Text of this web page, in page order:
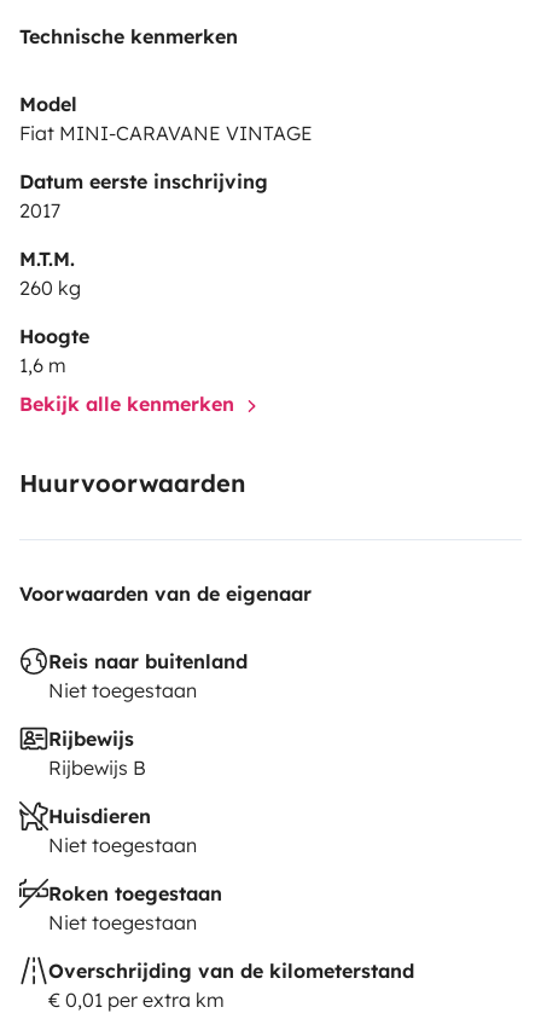
Technische kenmerken
Model
Fiat MINI-CARAVANE VINTAGE
Datum eerste inschrijving
2017
M.T.M.
260 kg
Hoogte
1,6 m
Bekijk alle kenmerken
Huurvoorwaarden
Voorwaarden van de eigenaar
Reis naar buitenland
Niet toegestaan
Rijbewijs
Rijbewijs B
Huisdieren
Niet toegestaan
Roken toegestaan
Niet toegestaan
Overschrijding van de kilometerstand
€ 0,01 per extra km